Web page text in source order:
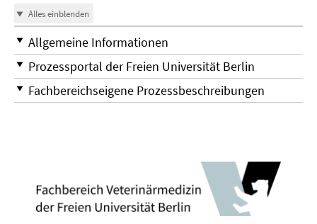
Alles einblenden
Allgemeine Informationen
Prozessportal der Freien Universität Berlin
Fachbereichseigene Prozessbeschreibungen